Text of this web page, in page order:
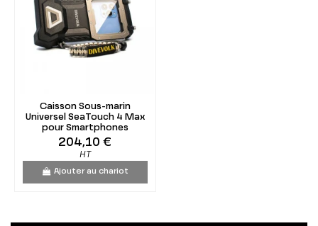
Caisson Sous-marin
Universel SeaTouch 4 Max
pour Smartphones
204,10 €
HT
Ajouter au chariot